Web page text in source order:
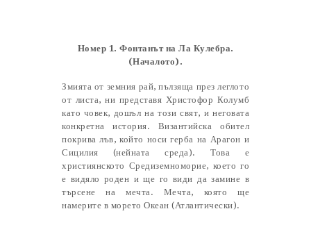
Castillo Monumento Colomares
BENALMÁDENA
INICIO
HISTORIA
CONSTRUCCIÓN
FOTOS
Номер 1. Фонтанът на Ла Кулебра.
(Началото).
Змията от земния рай, пълзяща през леглото
от листа, ни представя Христофор Колумб
като човек, дошъл на този свят, и неговата
конкретна история. Византийска обител
покрива лъв, който носи герба на Арагон и
Сицилия (нейната среда). Това е
християнското Средиземноморие, което го
е видяло роден и ще го види да замине в
търсене на мечта. Мечта, която ще
намерите в морето Океан (Атлантически).